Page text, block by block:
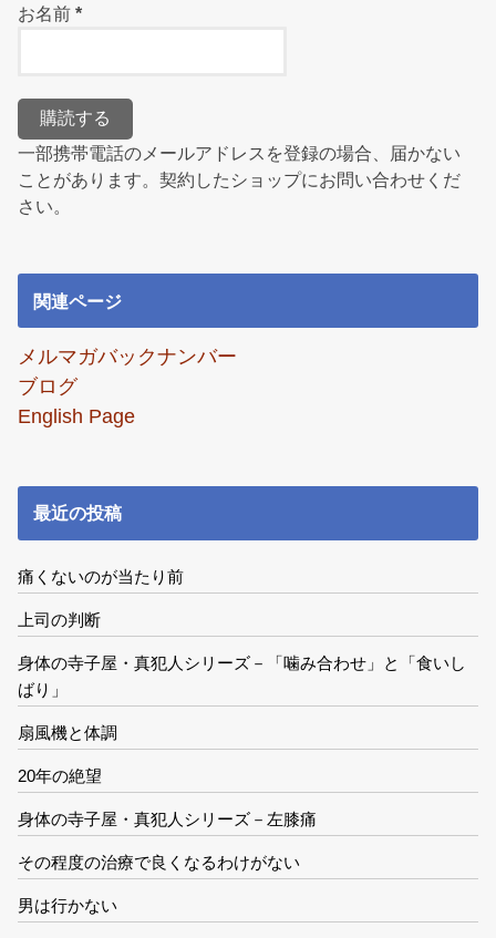
お名前*
一部携帯電話のメールアドレスを登録の場合、届かない
ことがあります。契約したショップにお問い合わせくだ
さい。
関連ページ
メルマガバックナンバー
ブログ
English Page
最近の投稿
痛くないのが当たり前
上司の判断
身体の寺子屋・真犯人シリーズ－「噛み合わせ」と「食いし
ばり」
扇風機と体調
20年の絶望
身体の寺子屋・真犯人シリーズ－左膝痛
その程度の治療で良くなるわけがない
男は行かない